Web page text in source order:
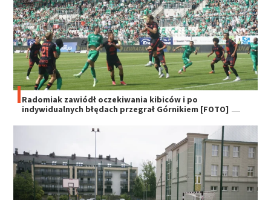
Radomiak zawiódł oczekiwania kibiców i po
indywidualnych błędach przegrał Górnikiem [FOTO]